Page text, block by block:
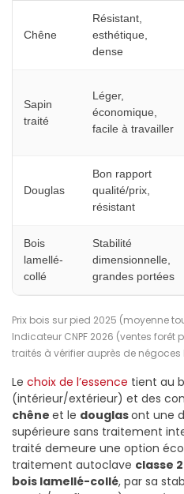
Chêne
Résistant,
esthétique,
dense
Sapin
traité
Léger,
économique,
facile à travailler
Douglas
Bon rapport
qualité/prix,
résistant
Bois
lamellé-
collé
Stabilité
dimensionnelle,
grandes portées
Prix bois sur pied 2025 (moyenne
Indicateur CNPF 2026 (ventes forêt
traités à vérifier auprès de
Le choix de l’essence tient au
(intérieur/extérieur) et des
chêne et le douglasont une
supérieure sans traitement
traité demeure une option
traitement autoclave classe
bois lamellé-collé, par sa